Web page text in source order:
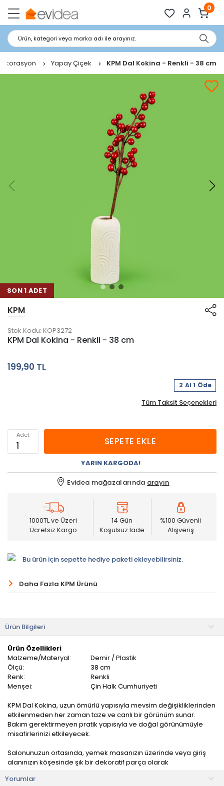
0
Ürün, kategori veya marka adı ile arayınız.
Yapay Çiçek KPM Dal Kokina - Renkli - 38 cm
SON 1 ADET
KPM
Stok Kodu: KOP3272
KPM Dal Kokina - Renkli - 38 cm
199,90 TL
2 Al 1 Öde
Tüm Taksit Seçenekleri
Adet
SEPETE EKLE
YARIN KARGODA!
Evidea mağazalarında arayın
1000TL ve Üzeri
Ücretsiz Kargo
14 Gün
Koşulsuz İade
%100 Güvenli
Alışveriş
Bu ürün için sepette hediye paketi ekleyebilirsiniz.
Daha Fazla KPM Ürünü
Ürün Bilgileri
Ürün Özellikleri
Malzeme/Materyal:
Demir / Plastik
Ölçü:
38 cm
Renk:
Renkli
Menşei:
Çin Halk Cumhuriyeti
KPM Dal Kokina, uzun ömürlü yapısıyla mevsim değişikliklerinden
etkilenmeden her zaman taze ve canlı bir görünüm sunar.
Bakım gerektirmeyen pratik yapısıyla ve doğal görünümüyle
misafirlerinizi etkileyecek.
Salonunuzun ortasında, yemek masanızın üzerinde veya giriş
alanınızın köşesinde şık bir dekoratif parça olarak
Yorumlar